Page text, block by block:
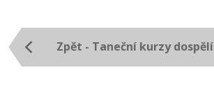
Zpět - Taneční kurzy dospělí